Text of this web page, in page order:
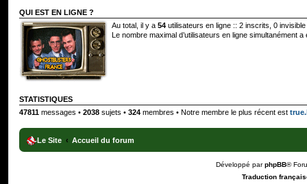
QUI EST EN LIGNE ?
Au total, il y a 54 utilisateurs en ligne :: 2 inscrits, 0
Le nombre maximal d’utilisateurs en ligne simultanément
STATISTIQUES
47811 messages • 2038 sujets • 324 membres • Notre membre le plus récent est
Le Site Accueil du forum
Développé parphpBB®
Traduction